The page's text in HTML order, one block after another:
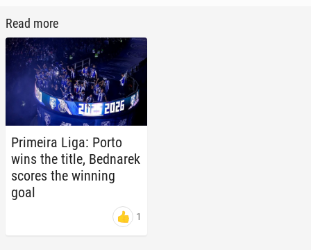
Read more
Primeira Liga: Porto
wins the title, Bednarek
scores the winning
goal
1